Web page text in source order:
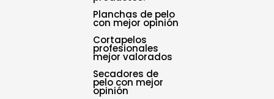
Planchas de pelo
con mejor opinión
Cortapelos
profesionales
mejor valorados
Secadores de
pelo con mejor
opinión